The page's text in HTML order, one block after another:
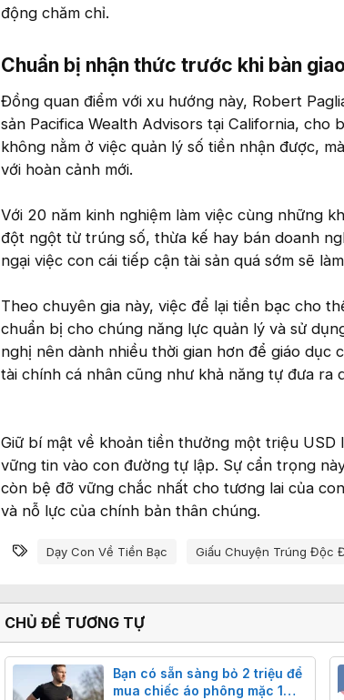
động chăm chỉ.
Chuẩn bị nhận thức trước khi bàn
Đồng quan điểm với xu hướng này, Robert
sản Pacifica Wealth Advisors tại California,
không nằm ở việc quản lý số tiền nhận được,
với hoàn cảnh mới.
Với 20 năm kinh nghiệm làm việc cùng những
đột ngột từ trúng số, thừa kế hay bán doanh
ngại việc con cái tiếp cận tài sản quá sớm sẽ
Theo chuyên gia này, việc để lại tiền bạc cho
chuẩn bị cho chúng năng lực quản lý và sử
nghị nên dành nhiều thời gian hơn để giáo dục
tài chính cá nhân cũng như khả năng tự đưa ra
Giữ bí mật về khoản tiền thưởng một triệu
vững tin vào con đường tự lập. Sự cẩn trọng
còn bệ đỡ vững chắc nhất cho tương lai của
và nỗ lực của chính bản thân chúng.
Từ khóa
Dạy Con Về Tiền Bạc Giấu Chuyện Trúng Độc
CHỦ ĐỀ TƯƠNG TỰ
Bạn có sẵn sàng bỏ 2 triệu để
mua chiếc áo phông mặc 1